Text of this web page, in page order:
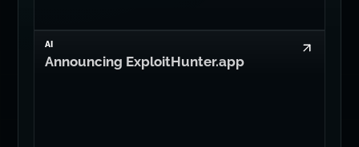
AI
Announcing ExploitHunter.app